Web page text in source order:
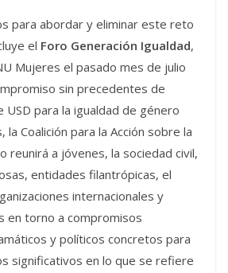
para abordar y eliminar este reto
el Foro Generación Igualdad,
Mujeres el pasado mes de julio
sin precedentes de
USD para la igualdad de género
la Coalición para la Acción sobre la
reunirá a jóvenes, la sociedad civil,
entidades filantrópicas, el
internacionales y
en torno a compromisos
y políticos concretos para
significativos en lo que se refiere